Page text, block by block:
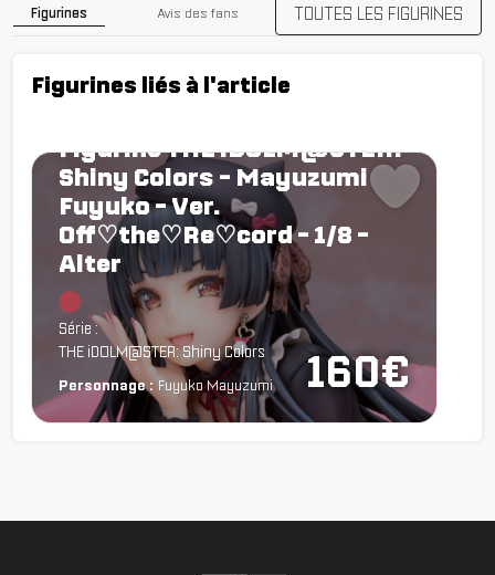
Figurines Avis des fans TOUTES LES FIGURINES
Figurines liés à l'article
160€
Figurine THE iDOLM@STER:
Shiny Colors - Mayuzumi
Fuyuko - Ver.
Off♡the♡Re♡cord - 1/8 -
Alter
Chargement...
Série :
THE iDOLM@STER: Shiny Colors
Personnage : Fuyuko Mayuzumi